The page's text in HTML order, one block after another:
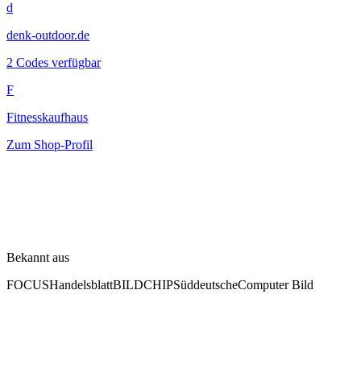
d
denk-outdoor.de
2 Codes verfügbar
F
Fitnesskaufhaus
Zum Shop-Profil
Bekannt aus
FOCUSHandelsblattBILDCHIPSüddeutscheComputer Bild